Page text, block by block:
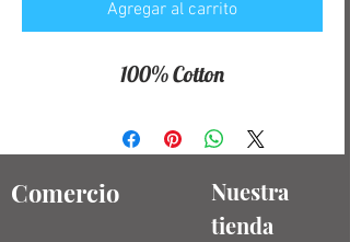
Agregar al carrito
100% Cotton
Comercio
Nuestra
tienda